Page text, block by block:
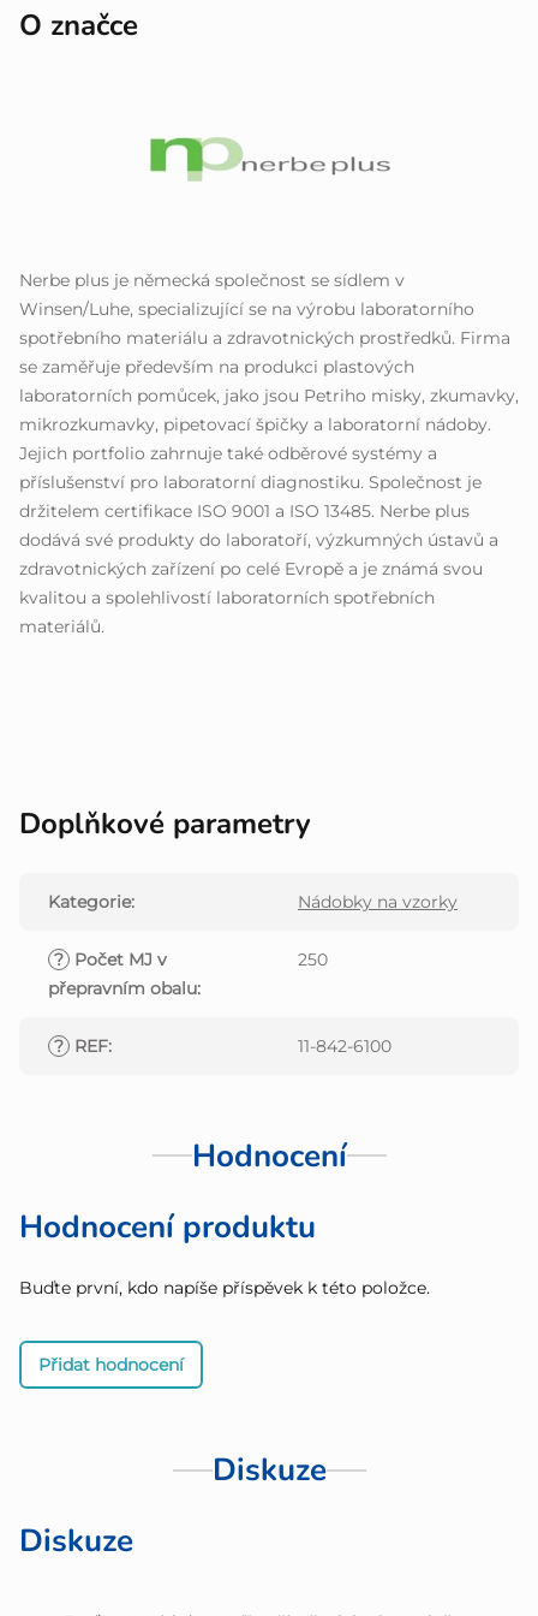
O značce
Nerbe plus je německá společnost se sídlem v
Winsen/Luhe, specializující se na výrobu laboratorního
spotřebního materiálu a zdravotnických prostředků. Firma
se zaměřuje především na produkci plastových
laboratorních pomůcek, jako jsou Petriho misky, zkumavky,
mikrozkumavky, pipetovací špičky a laboratorní nádoby.
Jejich portfolio zahrnuje také odběrové systémy a
příslušenství pro laboratorní diagnostiku. Společnost je
držitelem certifikace ISO 9001 a ISO 13485. Nerbe plus
dodává své produkty do laboratoří, výzkumných ústavů a
zdravotnických zařízení po celé Evropě a je známá svou
kvalitou a spolehlivostí laboratorních spotřebních
materiálů.
Doplňkové parametry
Kategorie: Nádobky na vzorky
? Počet MJ v
přepravním obalu:
250
? REF: 11-842-6100
Hodnocení
Hodnocení produktu
Buďte první, kdo napíše příspěvek k této položce.
Přidat hodnocení
Diskuze
Diskuze